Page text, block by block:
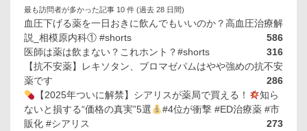
最も訪問者が多かった記事 10 件 (過去 28 日間)
血圧下げる薬を一日おきに飲んでもいいのか？高血圧治療解
説_相模原内科① #shorts
586
医師は薬は飲まない？これホント？#shorts
316
【抗不安薬】レキソタン、ブロマゼパムはやや強めの抗不安
薬です
286
【2025年ついに解禁】シアリスが薬局で買える！
知ら
ないと損する“価格の真実”5選
#4位が衝撃 #ED治療薬 #市
販化 #シアリス
273